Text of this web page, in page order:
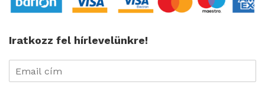
Iratkozz fel hírlevelünkre!